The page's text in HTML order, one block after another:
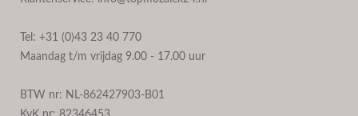
Tel: +31 (0)43 23 40 770
Maandag t/m vrijdag 9.00 - 17.00 uur
BTW nr: NL-862427903-B01